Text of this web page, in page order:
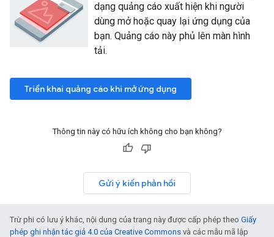
dạng quảng cáo xuất hiện khi người
dùng mở hoặc quay lại ứng dụng của
bạn. Quảng cáo này phủ lên màn hình
tải.
Triển khai quảng cáo khi mở ứng dụng
Thông tin này có hữu ích không cho bạn không?
Gửi ý kiến phản hồi
Trừ phi có lưu ý khác, nội dung của trang này được cấp phép theo Giấy
phép ghi nhận tác giả 4.0 của Creative Commons và các mẫu mã lập